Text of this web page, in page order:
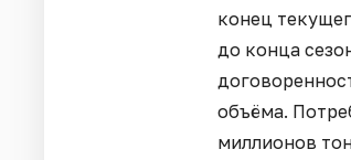
конец
до конца
объёма.
миллионов